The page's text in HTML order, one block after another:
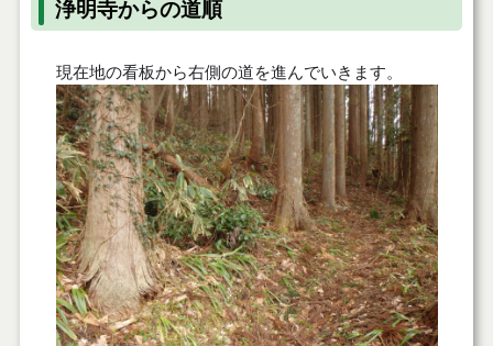
浄明寺からの道順
現在地の看板から右側の道を進んでいきます。